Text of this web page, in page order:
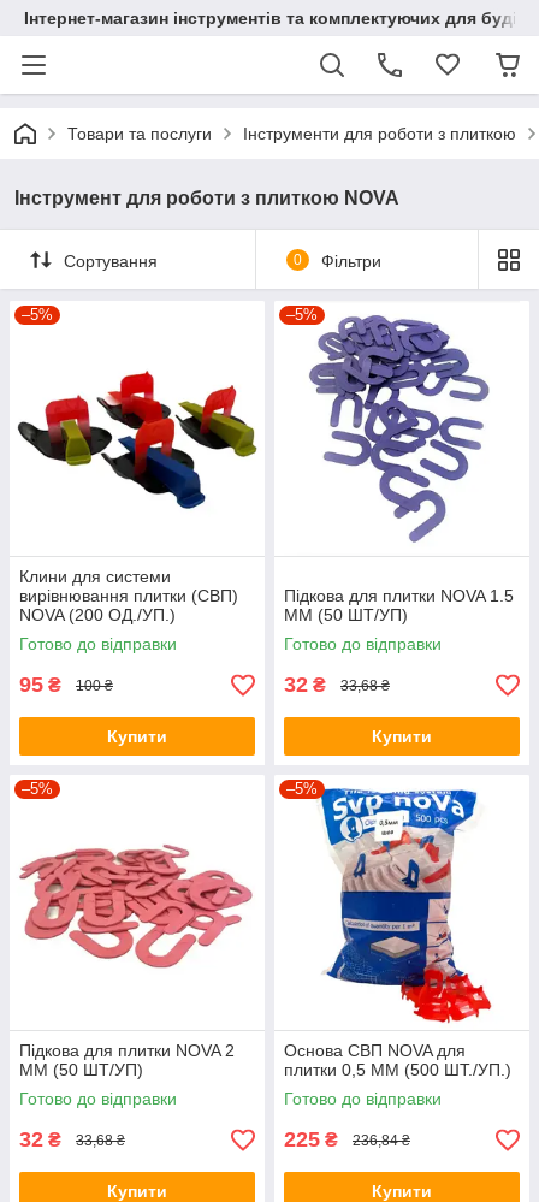
Інтернет-магазин інструментів та комплектуючих для
Товари та послуги Інструменти для роботи з плиткою
Інструмент для роботи з плиткою NOVA
Сортування 0 Фільтри
–5%
Клини для системи
вирівнювання плитки (СВП)
NOVA (200 ОД./УП.)
Готово до відправки
95 ₴ 100 ₴
Купити
–5%
Підкова для плитки NOVA 1.5
ММ (50 ШТ/УП)
Готово до відправки
32 ₴ 33,68 ₴
Купити
–5%
Підкова для плитки NOVA 2
ММ (50 ШТ/УП)
Готово до відправки
32 ₴ 33,68 ₴
Купити
–5%
Основа СВП NOVA для
плитки 0,5 ММ (500 ШТ./УП.)
Готово до відправки
225 ₴ 236,84 ₴
Купити